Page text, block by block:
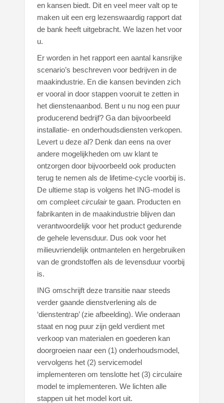
en kansen biedt. Dit en veel meer valt op te
maken uit een erg lezenswaardig rapport dat
de bank heeft uitgebracht. We lazen het voor
u.
Er worden in het rapport een aantal kansrijke
scenario’s beschreven voor bedrijven in de
maakindustrie. En die kansen bevinden zich
er vooral in door stappen vooruit te zetten in
het dienstenaanbod. Bent u nu nog een puur
producerend bedrijf? Ga dan bijvoorbeeld
installatie- en onderhoudsdiensten verkopen.
Levert u deze al? Denk dan eens na over
andere mogelijkheden om uw klant te
ontzorgen door bijvoorbeeld ook producten
terug te nemen als de lifetime-cycle voorbij is.
De ultieme stap is volgens het ING-model is
om compleetcirculairte gaan. Producten en
fabrikanten in de maakindustrie blijven dan
verantwoordelijk voor het product gedurende
de gehele levensduur. Dus ook voor het
milieuvriendelijk ontmantelen en hergebruiken
van de grondstoffen als de levensduur voorbij
is.
ING omschrijft deze transitie naar steeds
verder gaande dienstverlening als de
‘dienstentrap’ (zie afbeelding). Wie onderaan
staat en nog puur zijn geld verdient met
verkoop van materialen en goederen kan
doorgroeien naar een (1) onderhoudsmodel,
vervolgens het (2) servicemodel
implementeren om tenslotte het (3) circulaire
model te implementeren. We lichten alle
stappen uit het model kort uit.